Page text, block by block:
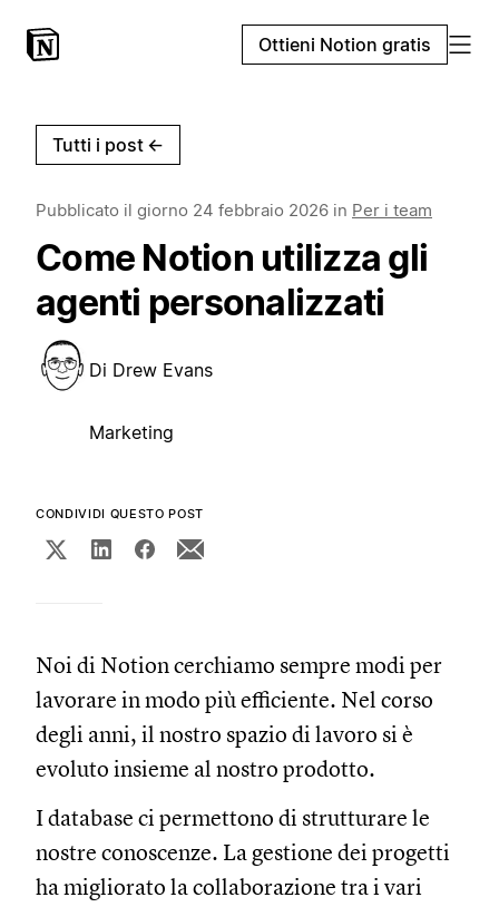
Ottieni Notion gratis
Tutti i post ←
Pubblicato il giorno 24 febbraio 2026 in Per i team
Come Notion utilizza gli
agenti personalizzati
Di Drew Evans
Marketing
CONDIVIDI QUESTO POST
Noi di Notion cerchiamo sempre modi per
lavorare in modo più efficiente. Nel corso
degli anni, il nostro spazio di lavoro si è
evoluto insieme al nostro prodotto.
I database ci permettono di strutturare le
nostre conoscenze. La gestione dei progetti
ha migliorato la collaborazione tra i vari